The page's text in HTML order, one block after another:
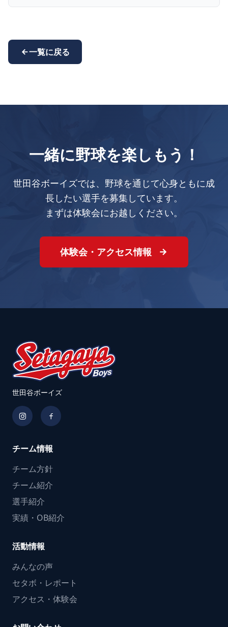
一覧に戻る
一緒に野球を楽しもう！
世田谷ボーイズでは、野球を通じて心身ともに成
長したい選手を募集しています。
まずは体験会にお越しください。
体験会・アクセス情報
世田谷ボーイズ
チーム情報
チーム方針
チーム紹介
選手紹介
実績・OB紹介
活動情報
みんなの声
セタボ・レポート
アクセス・体験会